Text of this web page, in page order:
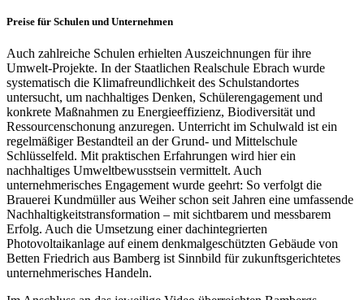
Preise für Schulen und Unternehmen
Auch zahlreiche Schulen erhielten Auszeichnungen für ihre
Umwelt-Projekte. In der Staatlichen Realschule Ebrach wurde
systematisch die Klimafreundlichkeit des Schulstandortes
untersucht, um nachhaltiges Denken, Schülerengagement und
konkrete Maßnahmen zu Energieeffizienz, Biodiversität und
Ressourcenschonung anzuregen. Unterricht im Schulwald ist ein
regelmäßiger Bestandteil an der Grund- und Mittelschule
Schlüsselfeld. Mit praktischen Erfahrungen wird hier ein
nachhaltiges Umweltbewusstsein vermittelt. Auch
unternehmerisches Engagement wurde geehrt: So verfolgt die
Brauerei Kundmüller aus Weiher schon seit Jahren eine umfassende
Nachhaltigkeitstransformation – mit sichtbarem und messbarem
Erfolg. Auch die Umsetzung einer dachintegrierten
Photovoltaikanlage auf einem denkmalgeschützten Gebäude von
Betten Friedrich aus Bamberg ist Sinnbild für zukunftsgerichtetes
unternehmerisches Handeln.